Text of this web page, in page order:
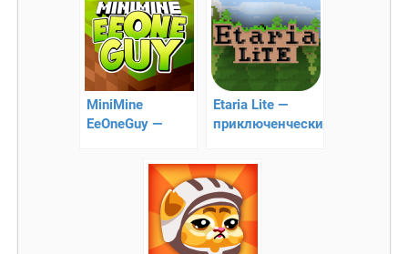
MiniMine
EeOneGuy —
преодолеть все
препятствия!
Etaria Lite —
приключенческий